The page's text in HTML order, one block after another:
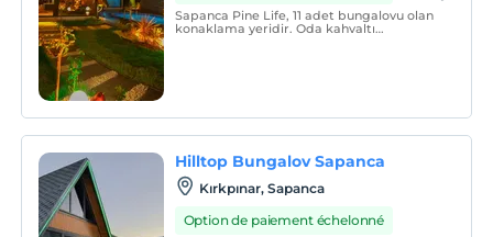
Sapanca Pine Life, 11 adet bungalovu olan
konaklama yeridir. Oda kahvaltı
Hilltop Bungalov Sapanca
Kırkpınar, Sapanca
Option de paiement échelonné